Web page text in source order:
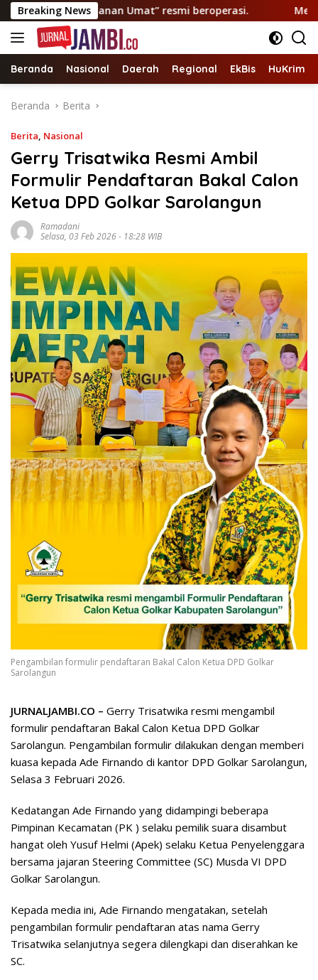
Langsung
ke
konten
Breaking News
“Layanan Umat” resmi beroperasi. Mewakili Cek
Beranda Nasional Daerah Regional EkBis HuKrim
Beranda Berita
Berita, Nasional
Gerry Trisatwika Resmi Ambil
Formulir Pendaftaran Bakal Calon
Ketua DPD Golkar Sarolangun
Ramadani
Selasa, 03 Feb 2026 - 18:28 WIB
Pengambilan formulir pendaftaran Bakal Calon Ketua DPD Golkar
Sarolangun
JURNALJAMBI.CO – Gerry Trisatwika resmi mengambil
formulir pendaftaran Bakal Calon Ketua DPD Golkar
Sarolangun. Pengambilan formulir dilakukan dengan memberi
kuasa kepada Ade Firnando di kantor DPD Golkar Sarolangun,
Selasa 3 Februari 2026.
Kedatangan Ade Firnando yang didampingi beberapa
Pimpinan Kecamatan (PK ) selaku pemilik suara disambut
hangat oleh Yusuf Helmi (Apek) selaku Ketua Penyelenggara
bersama jajaran Steering Committee (SC) Musda VI DPD
Golkar Sarolangun.
Kepada media ini, Ade Firnando mengatakan, setelah
pengambilan formulir pendaftaran atas nama Gerry
Trisatwika selanjutnya segera dilengkapi dan diserahkan ke
SC.